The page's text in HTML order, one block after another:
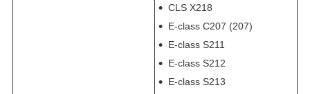
CLS X218
E-class C207 (207)
E-class S211
E-class S212
E-class S213